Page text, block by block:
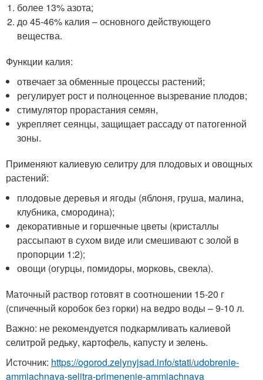
более 13% азота;
до 45-46% калия – основного действующего
вещества.
Функции калия:
отвечает за обменные процессы растений;
регулирует рост и полноценное вызревание плодов;
стимулятор прорастания семян,
укрепляет сеянцы, защищает рассаду от патогенной
зоны.
Применяют калиевую селитру для плодовых и овощных
растений:
плодовые деревья и ягоды (яблоня, груша, малина,
клубника, смородина);
декоративные и горшечные цветы (кристаллы
рассыпают в сухом виде или смешивают с золой в
пропорции 1:2);
овощи (огурцы, помидоры, морковь, свекла).
Маточный раствор готовят в соотношении 15-20 г
(спичечный коробок без горки) на ведро воды – 9-10 л.
Важно: не рекомендуется подкармливать калиевой
селитрой редьку, картофель, капусту и зелень.
Источник: https://ogorod.zelynyjsad.info/stati/udobrenie-
ammiachnaya-selitra-primenenie-ammiachnaya